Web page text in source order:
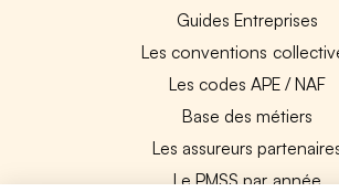
Guides Entreprises
Les conventions
Les codes APE / NAF
Base des métiers
Les assureurs
Le PMSS par année